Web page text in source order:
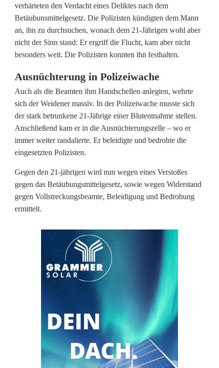
e
l
z
g
:
M
a
n
n
(
2
verhärteten den Verdacht eines Deliktes nach dem
Betäubunsmittelgesetz. Die Polizisten kündigten dem Mann
an, ihn zu durchsuchen, wonach dem 21-Jährigen wohl aber
nicht der Sinn stand: Er ergriff die Flucht, kam aber nicht
besonders weit. Die Polizisten konnten ihn festhalten.
Ausnüchterung in Polizeiwache
Auch als die Beamten ihm Handschellen anlegten, wehrte
sich der Weidener massiv. In der Polizeiwache musste sich
der stark betrunkene 21-Jährige einer Blutentnahme stellen.
Anschließend kam er in die Ausnüchterungszelle – wo er
immer weiter randalierte. Er beleidigte und bedrohte die
eingesetzten Polizisten.
Gegen den 21-jährigen wird nun wegen eines Verstoßes
gegen das Betäubungsmittelgesetz, sowie wegen Widerstand
gegen Vollstreckungsbeamte, Beleidigung und Bedrohung
ermittelt.